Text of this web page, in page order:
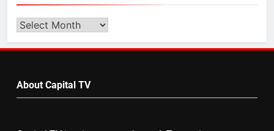
दिल्ली कोर्ट ने IRCTC घोटाले में आरोप
Search
by
About Capital TV